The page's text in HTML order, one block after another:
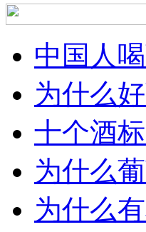
中国人
为什么
十个酒
为什么
为什么